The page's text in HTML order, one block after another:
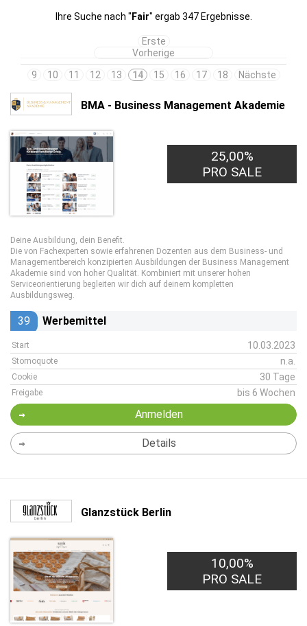
Ihre Suche nach " Fair" ergab 347 Ergebnisse.
Erste
Vorherige
9
10 11 12 13 14 15 16 17 18 Nächste
BMA - Business Management Akademie
25,00%
PRO SALE
Deine Ausbildung, dein Benefit.
Die von Fachexperten sowie erfahrenen Dozenten aus dem Business- und
Managementbereich konzipierten Ausbildungen der Business Management
Akademie sind von hoher Qualität. Kombiniert mit unserer hohen
Serviceorientierung begleiten wir dich auf deinem kompletten
Ausbildungsweg.
39 Werbemittel
Start 10.03.2023
Stornoquote n.a.
Cookie 30 Tage
Freigabe bis 6 Wochen
Anmelden
Details
Glanzstück Berlin
10,00%
PRO SALE